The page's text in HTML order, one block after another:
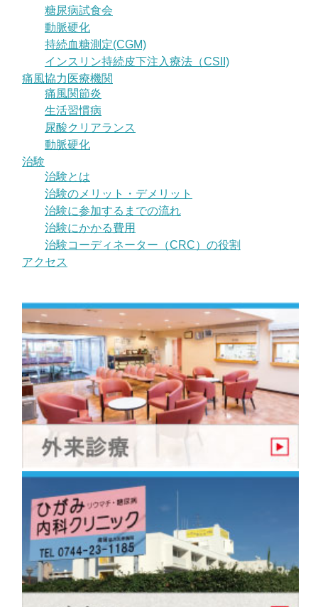
糖尿病試食会
動脈硬化
持続血糖測定(CGM)
インスリン持続皮下注入療法（CSII)
痛風協力医療機関
痛風関節炎
生活習慣病
尿酸クリアランス
動脈硬化
治験
治験とは
治験のメリット・デメリット
治験に参加するまでの流れ
治験にかかる費用
治験コーディネーター（CRC）の役割
アクセス